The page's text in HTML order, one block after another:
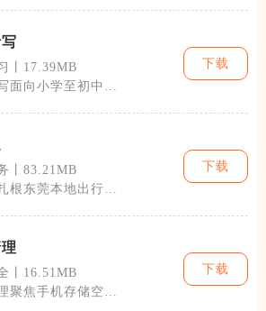
丨17.39MB
面向小学至初中学
下载
丨83.21MB
根东莞本地出行需
下载
丨16.51MB
聚焦手机存储空间
下载